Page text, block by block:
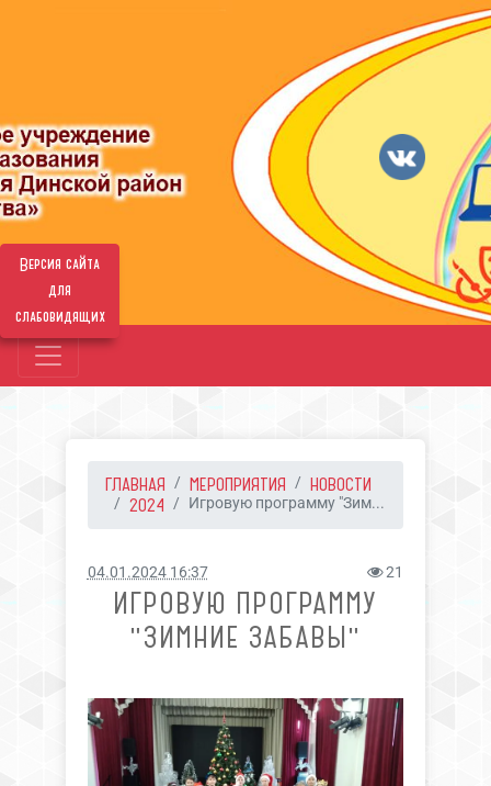
Версия сайта
для
слабовидящих
ГЛАВНАЯ МЕРОПРИЯТИЯ
НОВОСТИ
2024
Игровую программу "Зим...
04.01.2024 16:37 21
ИГРОВУЮ ПРОГРАММУ
"ЗИМНИЕ ЗАБАВЫ"